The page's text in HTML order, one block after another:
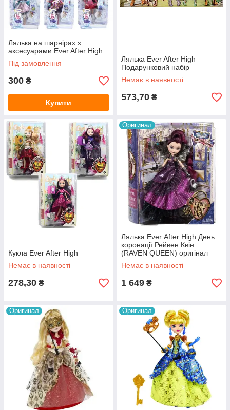
Лялька на шарнірах з
аксесуарами Ever After High
Під замовлення
300 ₴
Купити
Лялька Ever After High
Подарунковий набір
Немає в наявності
573,70 ₴
Кукла Ever After High
Немає в наявності
278,30 ₴
Оригинал
Лялька Еver Аfter High День
коронації Рейвен Квін
(RAVEN QUEEN) оригінал
Немає в наявності
1 649 ₴
Оригинал Оригинал